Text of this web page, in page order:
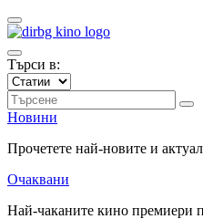
Търси в:
Новини
Прочетете най-новите и
Очаквани
Най-чаканите кино премиери